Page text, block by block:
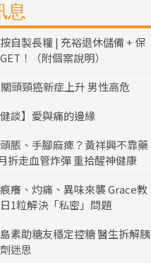
息
自製長糧 | 充裕退休儲備 + 保
！（附個案說明）
頭頸癌新症上升 男性高危
健談】愛與痛的邊緣
脹、手腳麻痺？黃祥興不靠藥
拆走血管炸彈 重拾醒神健康
癢、灼痛、異味來襲 Grace教
1粒解決「私密」問題
素助糖友穩定控糖 醫生拆解胰
迷思